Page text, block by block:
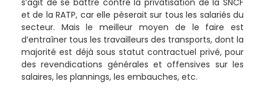
et de la RATP, car elle pèserait sur tous les salariés du
secteur. Mais le meilleur moyen de le faire est
d’entraîner tous les travailleurs des transports, dont la
majorité est déjà sous statut contractuel privé, pour
des revendications générales et offensives sur les
salaires, les plannings, les embauches, etc.